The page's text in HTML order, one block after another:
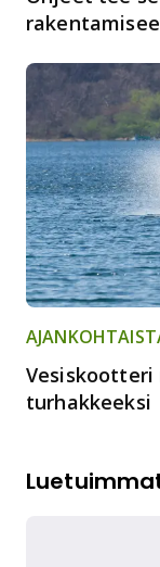
Vesiskootteri
turhakkeeksi